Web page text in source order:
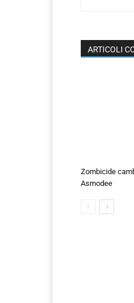
ARTICOLI
Zombicide
Asmodee